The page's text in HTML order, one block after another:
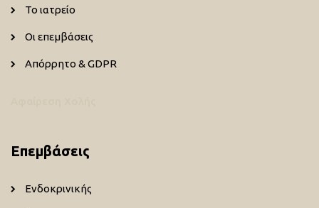
Το ιατρείο
Οι επεμβάσεις
Απόρρητο & GDPR
Επεμβάσεις
Ενδοκρινικής